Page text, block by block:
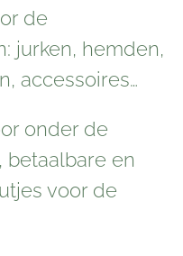
de
jurken, hemden,
accessoires…
onder de
betaalbare en
voor de